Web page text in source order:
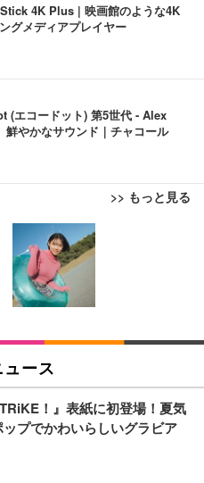
4K Plus | 映画館のような4K
グメディアプレイヤー
(エコードット) 第5世代 - Alex
鮮やかなサウンド｜チャコール
>> もっと見る
チェア 椅子 テレワーク 疲れな
レスト コンパクト 約105度ロッ
360度回転 座面昇降 強化ナイロ
メッシュ 在宅ワーク H-WY01
スチェア／デスクチェア メッシ
疲れない ブラック
ェア デスクチェア 疲れない テレ
バックレスト 30度ロッキング機
サポート 90度跳ね上げ式アーム
プレミアムモニター | FlexScan
型4K UHD・USB Type-C・ホワ
プレミアムモニター | FlexScan
ミングモニター DualSense 充電
）
ペットシーツ 薄型 レギュラー 1
ホワイト 300枚
ペットシーツ 厚型 ワイド 42枚
(吸収面:ライトブルー)
オ・オムツ L 中型犬用 26枚入
ュース
！』表紙に初登場！夏気
プでかわいらしいグラビア